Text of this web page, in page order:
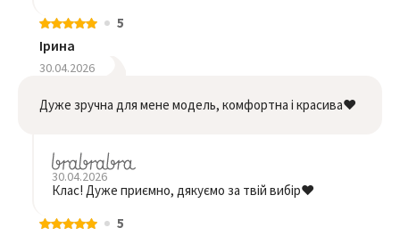
5
Ірина
30.04.2026
Дуже зручна для мене модель, комфортна і красива❤️
30.04.2026
Клас! Дуже приємно, дякуємо за твій вибір❤️
5